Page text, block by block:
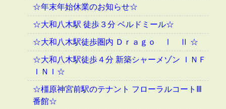
☆年末年始休業のお知らせ☆
☆大和八木駅 徒歩３分 ベルドミール☆
☆大和八木駅徒歩圏内 Ｄｒａｇｏ Ⅰ Ⅱ ☆
☆大和八木駅徒歩４分 新築シャーメゾン ＩＮＦ
ＩＮＩ☆
☆橿原神宮前駅のテナント フローラルコートⅢ
番館☆